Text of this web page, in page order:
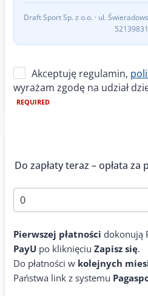
Draft Sport Sp. z o.o. · ul.
Do zapłaty teraz – opłata za
Pierwszej płatności dokonują
PayU po kliknięciu Zapisz się.
Do płatności w kolejnych
Państwa link z systemu